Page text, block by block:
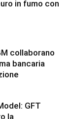
in fumo con
collaborano
bancaria
GFT
la